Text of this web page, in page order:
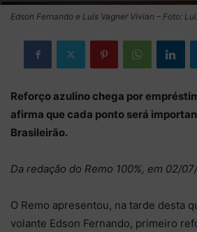
Edson Fernando e Luís Vagner Vivian – Foto:
Reforço azulino chega por
afirma que cada ponto será
Brasileirão.
Da redação do Remo 100%, em 02/
O Remo apresentou, na tarde desta
volante Edson Fernando, primeiro